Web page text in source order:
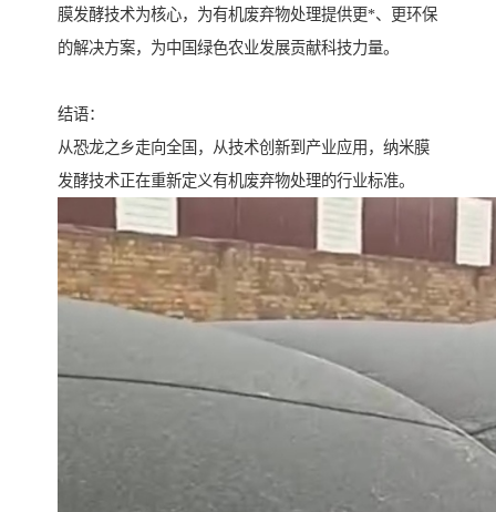
膜发酵技术为核心，为有机废弃物处理提供更*、更环保
的解决方案，为中国绿色农业发展贡献科技力量。
结语：
从恐龙之乡走向全国，从技术创新到产业应用，纳米膜
发酵技术正在重新定义有机废弃物处理的行业标准。